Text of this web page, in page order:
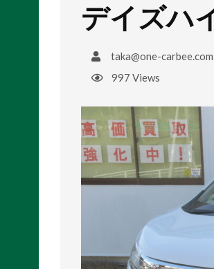
デイズハ
taka@one-carbee.com
997 Views